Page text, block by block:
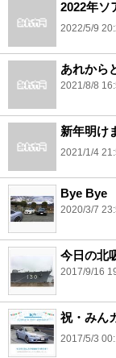
2022年ソ
2022/5/9
あれから
2021/8/8
新年明け
2021/1/4
Bye Bye
2020/3/7
今日の北
2017/9/16
祝・みん
2017/5/3